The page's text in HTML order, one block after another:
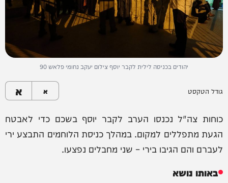
יהודים בכניסה לילית לקבר יוסף צילום יעקב נחומי פלאש 90
גודל הטקסט א א
כוחות צה"ל נכנסו הערב לקבר יוסף בשכם כדי לאבטח
הגעת מתפללים למקום. במהלך כניסת הלוחמים התבצע ירי
לעברם והם הגיבו בירי – שני מחבלים נפצעו.
באותו נושא